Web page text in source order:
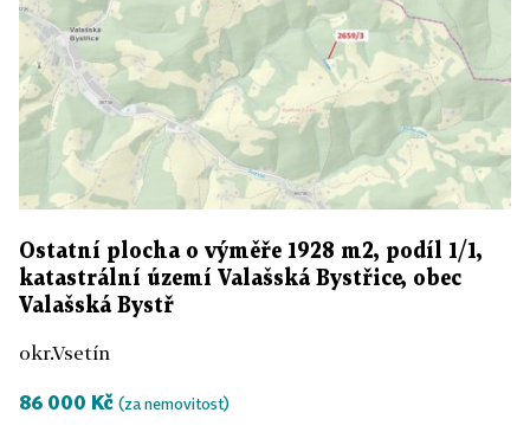
Ostatní plocha o výměře 1928 m2, podíl 1/1,
katastrální území Valašská Bystřice, obec
Valašská Bystř
okr.Vsetín
86 000 Kč (za nemovitost)